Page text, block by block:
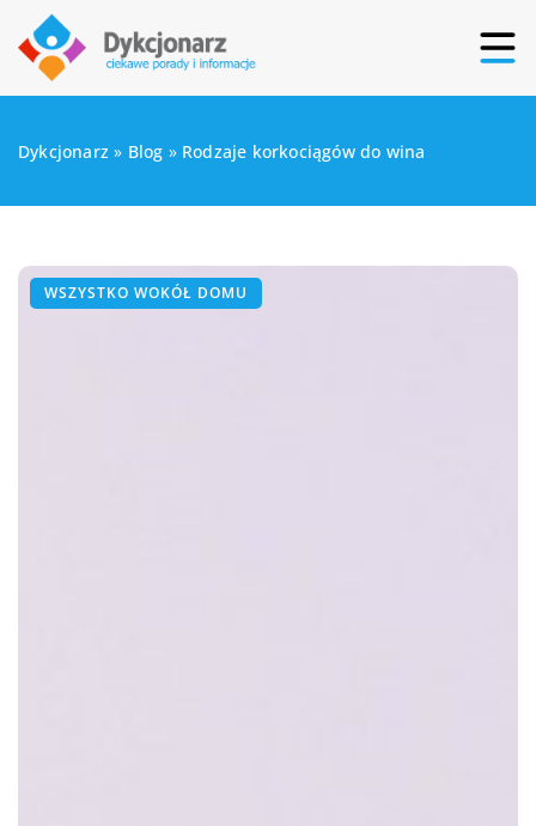
Dykcjonarz » Blog » Rodzaje korkociągów do wina
WSZYSTKO WOKÓŁ DOMU